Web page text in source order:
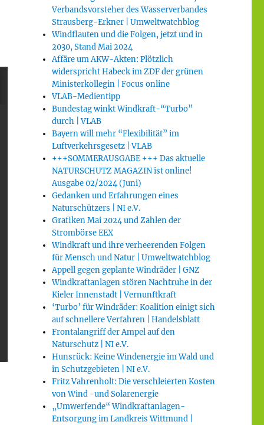
Verbandsvorsteher des Wasserverbandes
Strausberg-Erkner | Umweltwatchblog
Windflauten und die Folgen, jetzt und in
2030, Stand Mai 2024
Affäre um AKW-Akten: Plötzlich
widerspricht Habeck im ZDF der grünen
Ministerkollegin | Focus online
VLAB-Medientipp
Bundestag winkt Windkraft-“Turbo”
durch | VLAB
Bayern will mehr “Flexibilität” im
Luftverkehrsgesetz | VLAB
+++SOMMERAUSGABE +++ Das aktuelle
NATURSCHUTZ MAGAZIN ist online!
Ausgabe 02/2024 (Juni)
Gedanken und Erfahrungen eines
Naturschützers | NI e.V.
Grafiken Mai 2024 und Zahlen der
Strombörse EEX
Windkraft und ihre verheerenden Folgen
für Mensch und Natur | Umweltwatchblog
Appell gegen geplante Windräder | GNZ
Windkraftanlagen stören Nachtruhe in der
Kieler Innenstadt | Vernunftkraft
‘Turbo’ für Windräder: Koalition einigt sich
auf schnellere Verfahren | Handelsblatt
Frontalangriff der Ampel auf den
Naturschutz | NI e.V.
Hunsrück: Keine Windenergie im Wald und
in Schutzgebieten | NI e.V.
Fritz Vahrenholt: Die verschleierten Kosten
von Wind -und Solarenergie
„Umwerfende“ Windkraftanlagen-
Entsorgung im Landkreis Wittmund |